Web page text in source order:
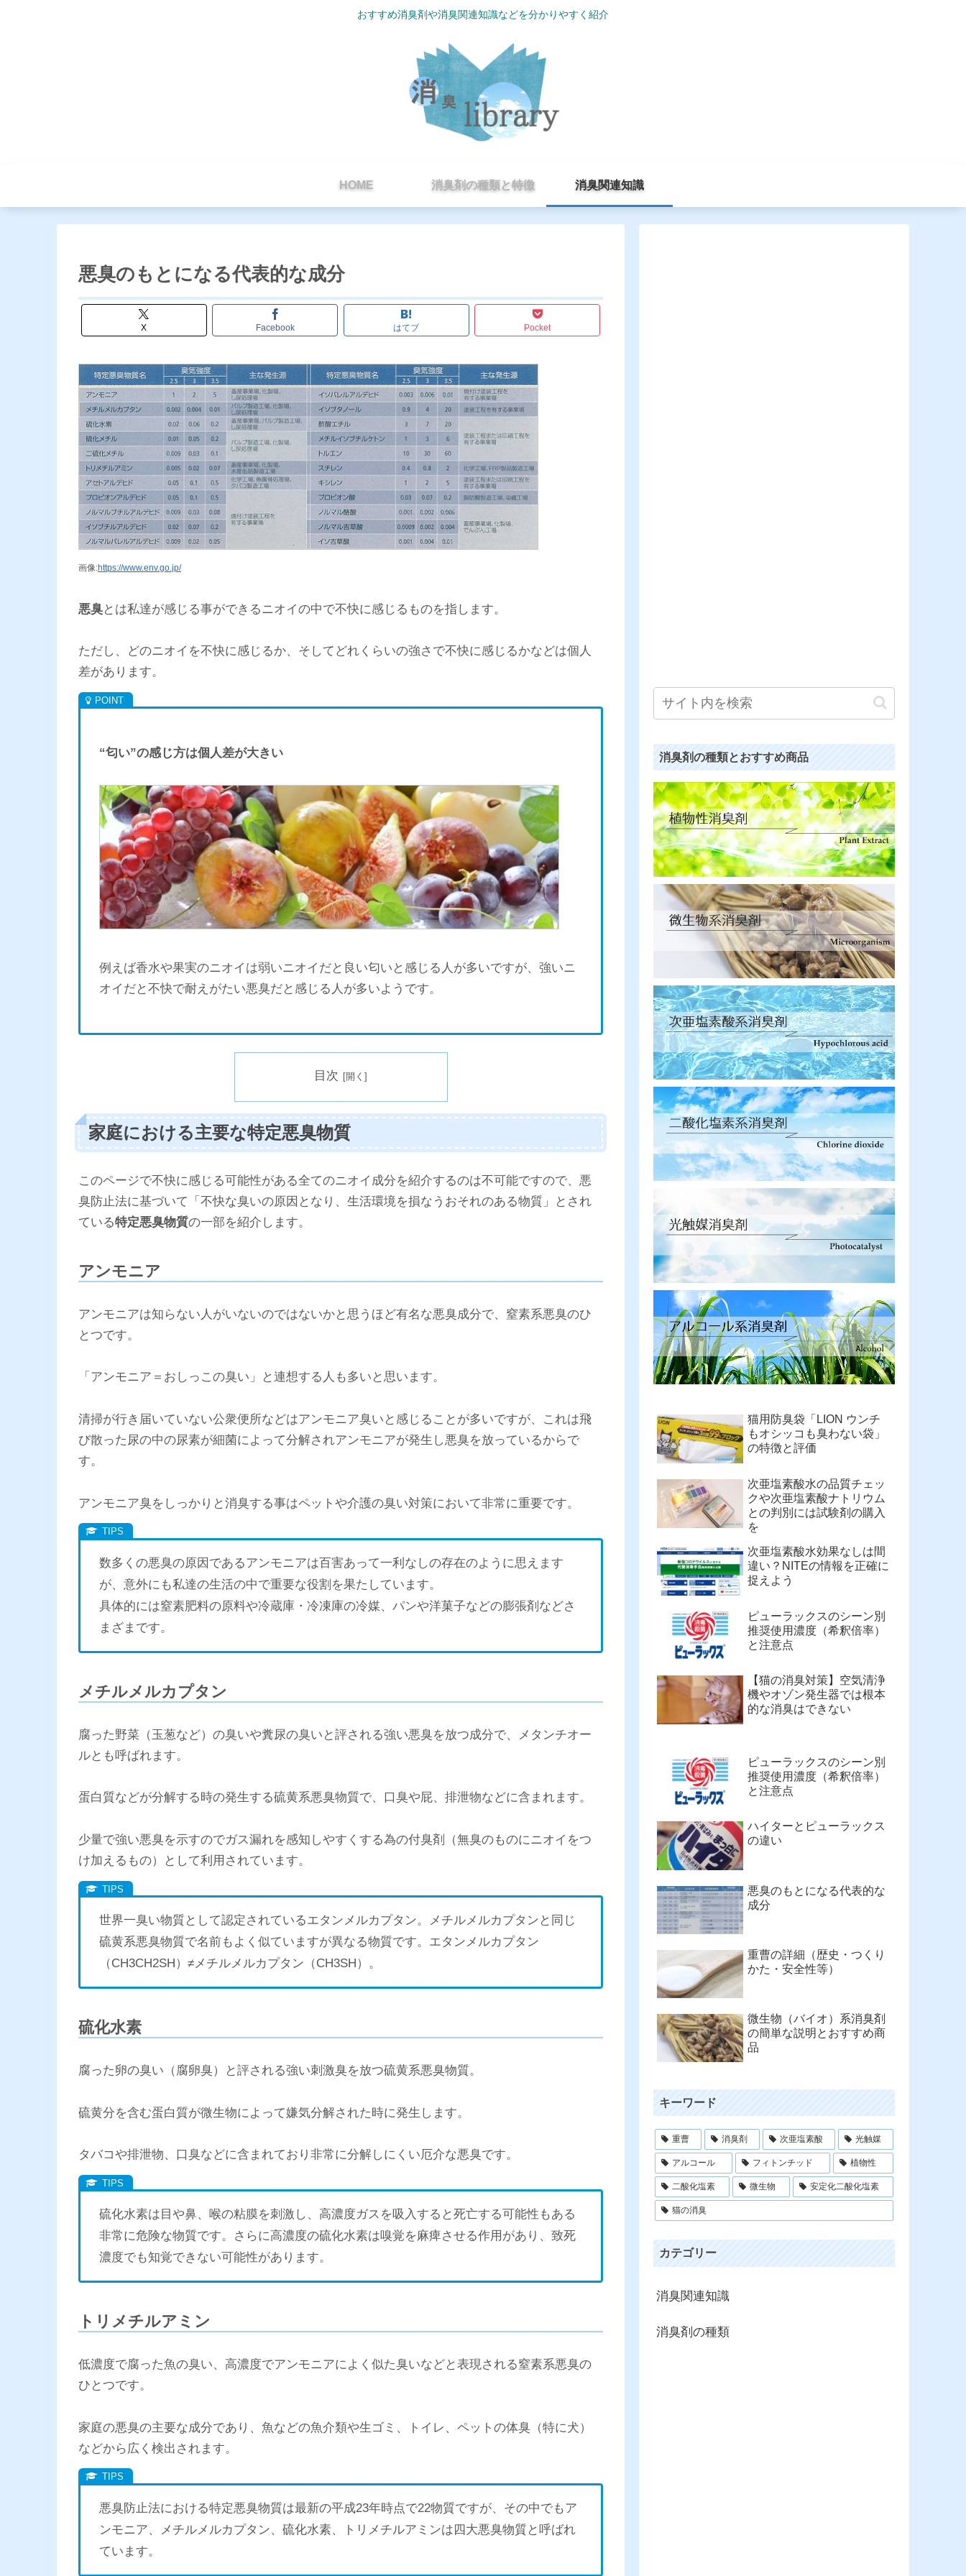
おすすめ消臭剤や消臭関連知識などを分かりやすく紹介
HOME 消臭剤の種類と特徴 消臭関連知識
悪臭のもとになる代表的な成分
X Facebook はてブ Pocket
画像:https://www.env.go.jp/
悪臭とは私達が感じる事ができるニオイの中で不快に感じるものを指します。
ただし、どのニオイを不快に感じるか、そしてどれくらいの強さで不快に感じるかなどは個人
差があります。
“匂い”の感じ方は個人差が大きい
例えば香水や果実のニオイは弱いニオイだと良い匂いと感じる人が多いですが、強いニ
オイだと不快で耐えがたい悪臭だと感じる人が多いようです。
目次
家庭における主要な特定悪臭物質
このページで不快に感じる可能性がある全てのニオイ成分を紹介するのは不可能ですので、悪
臭防止法に基づいて「不快な臭いの原因となり、生活環境を損なうおそれのある物質」とされ
ている特定悪臭物質の一部を紹介します。
アンモニア
アンモニアは知らない人がいないのではないかと思うほど有名な悪臭成分で、窒素系悪臭のひ
とつです。
「アンモニア＝おしっこの臭い」と連想する人も多いと思います。
清掃が行き届いていない公衆便所などはアンモニア臭いと感じることが多いですが、これは飛
び散った尿の中の尿素が細菌によって分解されアンモニアが発生し悪臭を放っているからで
す。
アンモニア臭をしっかりと消臭する事はペットや介護の臭い対策において非常に重要です。
数多くの悪臭の原因であるアンモニアは百害あって一利なしの存在のように思えます
が、意外にも私達の生活の中で重要な役割を果たしています。
具体的には窒素肥料の原料や冷蔵庫・冷凍庫の冷媒、パンや洋菓子などの膨張剤などさ
まざまです。
メチルメルカプタン
腐った野菜（玉葱など）の臭いや糞尿の臭いと評される強い悪臭を放つ成分で、メタンチオー
ルとも呼ばれます。
蛋白質などが分解する時の発生する硫黄系悪臭物質で、口臭や屁、排泄物などに含まれます。
少量で強い悪臭を示すのでガス漏れを感知しやすくする為の付臭剤（無臭のものにニオイをつ
け加えるもの）として利用されています。
世界一臭い物質として認定されているエタンメルカプタン。メチルメルカプタンと同じ
硫黄系悪臭物質で名前もよく似ていますが異なる物質です。エタンメルカプタン
（CH3CH2SH）≠メチルメルカプタン（CH3SH）。
硫化水素
腐った卵の臭い（腐卵臭）と評される強い刺激臭を放つ硫黄系悪臭物質。
硫黄分を含む蛋白質が微生物によって嫌気分解された時に発生します。
タバコや排泄物、口臭などに含まれており非常に分解しにくい厄介な悪臭です。
硫化水素は目や鼻、喉の粘膜を刺激し、高濃度ガスを吸入すると死亡する可能性もある
非常に危険な物質です。さらに高濃度の硫化水素は嗅覚を麻痺させる作用があり、致死
濃度でも知覚できない可能性があります。
トリメチルアミン
低濃度で腐った魚の臭い、高濃度でアンモニアによく似た臭いなどと表現される窒素系悪臭の
ひとつです。
家庭の悪臭の主要な成分であり、魚などの魚介類や生ゴミ、トイレ、ペットの体臭（特に犬）
などから広く検出されます。
悪臭防止法における特定悪臭物質は最新の平成23年時点で22物質ですが、その中でもア
ンモニア、メチルメルカプタン、硫化水素、トリメチルアミンは四大悪臭物質と呼ばれ
ています。
消臭剤の種類とおすすめ商品
猫用防臭袋「LION ウンチ
もオシッコも臭わない袋」
の特徴と評価
次亜塩素酸水の品質チェッ
クや次亜塩素酸ナトリウム
との判別には試験剤の購入
を
次亜塩素酸水効果なしは間
違い？NITEの情報を正確に
捉えよう
ピューラックスのシーン別
推奨使用濃度（希釈倍率）
と注意点
【猫の消臭対策】空気清浄
機やオゾン発生器では根本
的な消臭はできない
ピューラックスのシーン別
推奨使用濃度（希釈倍率）
と注意点
ハイターとピューラックス
の違い
悪臭のもとになる代表的な
成分
重曹の詳細（歴史・つくり
かた・安全性等）
微生物（バイオ）系消臭剤
の簡単な説明とおすすめ商
品
キーワード
重曹 消臭剤 次亜塩素酸 光触媒
アルコール フィトンチッド 植物性
二酸化塩素 微生物 安定化二酸化塩素
猫の消臭
カテゴリー
消臭関連知識
消臭剤の種類